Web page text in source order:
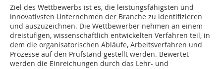
Ziel des Wettbewerbs ist es, die leistungsfähigsten und
innovativsten Unternehmen der Branche zu identifizieren
und auszuzeichnen. Die Wettbewerber nehmen an einem
dreistufigen, wissenschaftlich entwickelten Verfahren teil, in
dem die organisatorischen Abläufe, Arbeitsverfahren und
Prozesse auf den Prüfstand gestellt werden. Bewertet
werden die Einreichungen durch das Lehr- und